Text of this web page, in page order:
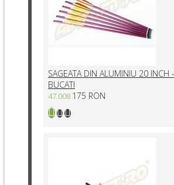
SAGEATA DIN ALUMINIU 20 INCH
BUCATI
47.008 175 RON